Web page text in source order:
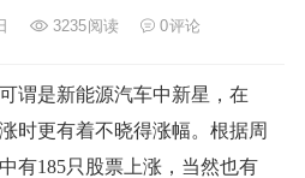
3235阅读 0评论
谓是新能源汽车中新星，在
时更有着不晓得涨幅。根据周
有185只股票上涨，当然也有